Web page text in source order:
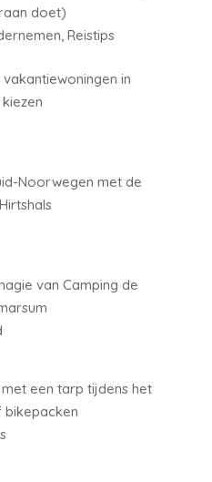
doet)
Reistips
in
Noorwegen met de
van Camping de
een tarp tijdens het
bikepacken